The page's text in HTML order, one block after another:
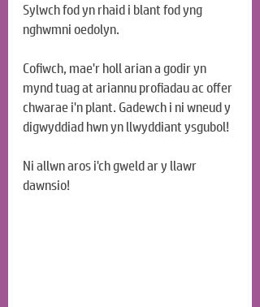
Sylwch fod yn rhaid i blant fod yng
nghwmni oedolyn.
Cofiwch, mae'r holl arian a godir yn
mynd tuag at ariannu profiadau ac offer
chwarae i'n plant. Gadewch i ni wneud y
digwyddiad hwn yn llwyddiant ysgubol!
Ni allwn aros i'ch gweld ar y llawr
dawnsio!